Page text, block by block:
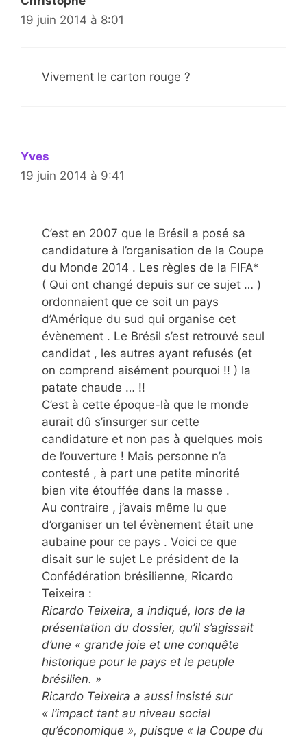
19 juin 2014 à 8:01
Vivement le carton rouge ?
Yves
19 juin 2014 à 9:41
C’est en 2007 que le Brésil a posé sa
candidature à l’organisation de la Coupe
du Monde 2014 . Les règles de la FIFA*
( Qui ont changé depuis sur ce sujet … )
ordonnaient que ce soit un pays
d’Amérique du sud qui organise cet
évènement . Le Brésil s’est retrouvé seul
candidat , les autres ayant refusés (et
on comprend aisément pourquoi !! ) la
patate chaude … !!
C’est à cette époque-là que le monde
aurait dû s’insurger sur cette
candidature et non pas à quelques mois
de l’ouverture ! Mais personne n’a
contesté , à part une petite minorité
bien vite étouffée dans la masse .
Au contraire , j’avais même lu que
d’organiser un tel évènement était une
aubaine pour ce pays . Voici ce que
disait sur le sujet Le président de la
Confédération brésilienne, Ricardo
Teixeira :
Ricardo Teixeira, a indiqué, lors de la
présentation du dossier, qu’il s’agissait
d’une « grande joie et une conquête
historique pour le pays et le peuple
brésilien. »
Ricardo Teixeira a aussi insisté sur
« l’impact tant au niveau social
qu’économique », puisque « la Coupe du